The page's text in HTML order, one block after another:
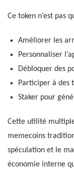
Ce token n’est pas
Améliorer les
Personnaliser
Débloquer des
Participer à des
Staker pour
Cette utilité
memecoins
spéculation et le
économie interne